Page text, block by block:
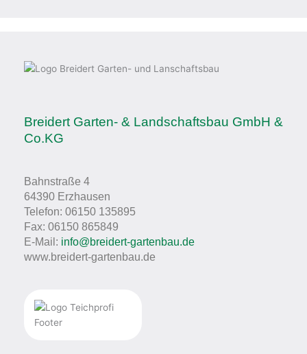
Breidert Garten- & Landschaftsbau GmbH &
Co.KG
Bahnstraße 4
64390 Erzhausen
Telefon: 06150 135895
Fax: 06150 865849
E-Mail: info@breidert-gartenbau.de
www.breidert-gartenbau.de